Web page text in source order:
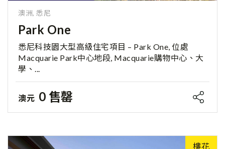
澳洲, 悉尼
Park One
悉尼科技園大型高級住宅項目 – Park One, 位處
Macquarie Park中心地段, Macquarie購物中心、大
學、...
澳元 0 售罄
樓花